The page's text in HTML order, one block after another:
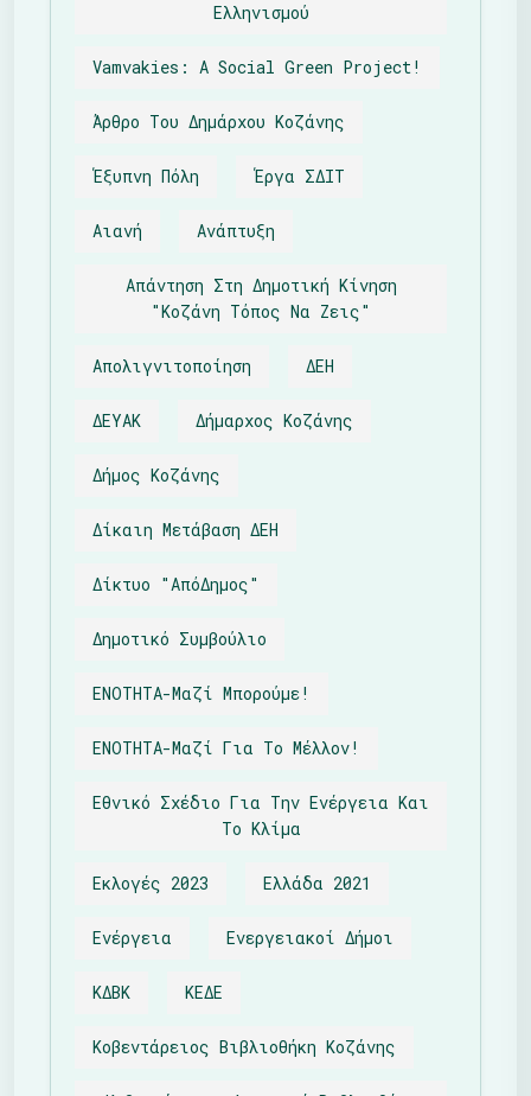
Ελληνισμού
Vamvakies: A Social Green Project!
Άρθρο Του Δημάρχου Κοζάνης
Έξυπνη Πόλη Έργα ΣΔΙΤ
Αιανή Ανάπτυξη
Απάντηση Στη Δημοτική Κίνηση
"Κοζάνη Τόπος Να Ζεις"
Απολιγνιτοποίηση ΔΕΗ
ΔΕΥΑΚ Δήμαρχος Κοζάνης
Δήμος Κοζάνης
Δίκαιη Μετάβαση ΔΕΗ
Δίκτυο "απόΔημος"
Δημοτικό Συμβούλιο
ΕΝΟΤΗΤΑ-Μαζί Μπορούμε!
ΕΝΟΤΗΤΑ-Μαζί Για Το Μέλλον!
Εθνικό Σχέδιο Για Την Ενέργεια Και
Το Κλίμα
Εκλογές 2023 Ελλάδα 2021
Ενέργεια Ενεργειακοί Δήμοι
ΚΔΒΚ ΚΕΔΕ
Κοβεντάρειος Βιβλιοθήκη Κοζάνης